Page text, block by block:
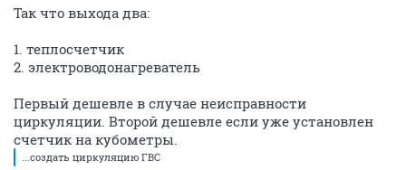
Так что выхода два:
1. теплосчетчик
2. электроводонагреватель
Первый дешевле в случае неисправности
циркуляции. Второй дешевле если уже установлен
счетчик на кубометры.
...создать циркуляцию ГВС